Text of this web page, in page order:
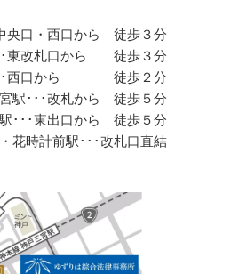
央口・西口から 徒歩３分
･東改札口から 徒歩３分
･･西口から 徒歩２分
駅･･･改札から 徒歩５分
･･･東出口から 徒歩５分
花時計前駅･･･改札口直結